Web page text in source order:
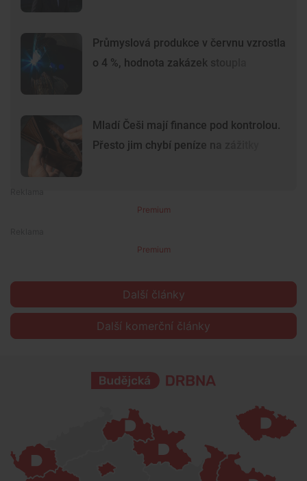
Průmyslová produkce v červnu vzrostla
o 4 %, hodnota zakázek stoupla
Mladí Češi mají finance pod kontrolou.
Přesto jim chybí peníze na zážitky
Premium
Premium
Další články
Další komerční články